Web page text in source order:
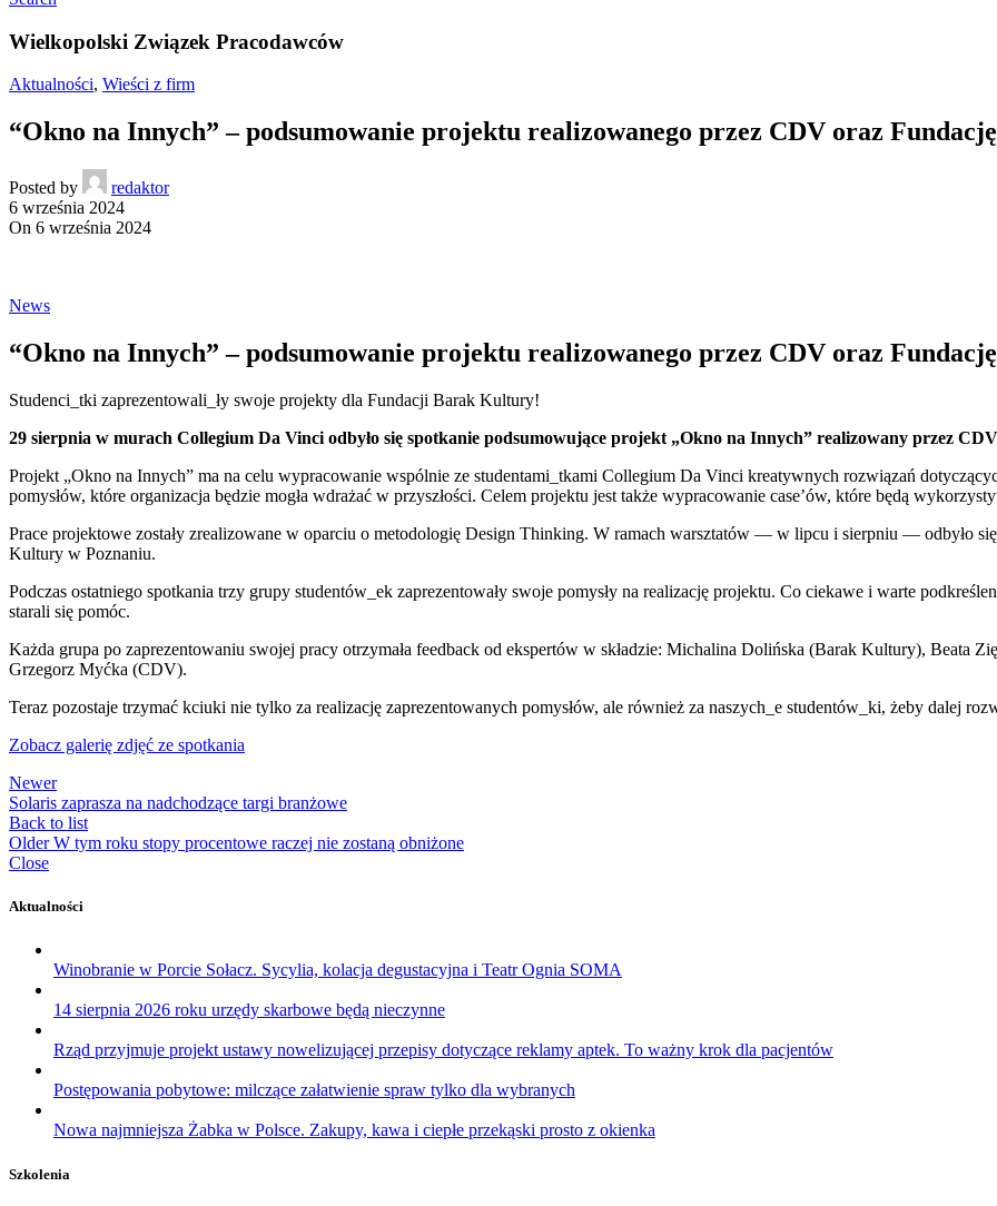
Wielkopolski Związek Pracodawców
Aktualności, Wieści z firm
“Okno na Innych” – podsumowanie projektu realizowanego przez CDV oraz
Posted by
redaktor
6 września 2024
On 6 września 2024
News
“Okno na Innych” – podsumowanie projektu realizowanego przez CDV oraz
Studenci_tki zaprezentowali_ły swoje projekty dla Fundacji Barak Kultury!
29 sierpnia w murach Collegium Da Vinci odbyło się spotkanie podsumowujące projekt „Okno na Innych” realizowany przez
Projekt „Okno na Innych” ma na celu wypracowanie wspólnie ze studentami_tkami Collegium Da Vinci kreatywnych rozwiązań
pomysłów, które organizacja będzie mogła wdrażać w przyszłości. Celem projektu jest także wypracowanie case’ów, które będą
Prace projektowe zostały zrealizowane w oparciu o metodologię Design Thinking. W ramach warsztatów — w lipcu i sierpniu — odbyło
Kultury w Poznaniu.
Podczas ostatniego spotkania trzy grupy studentów_ek zaprezentowały swoje pomysły na realizację projektu. Co ciekawe i warte
starali się pomóc.
Każda grupa po zaprezentowaniu swojej pracy otrzymała feedback od ekspertów w składzie: Michalina Dolińska (Barak Kultury),
Grzegorz Myćka (CDV).
Teraz pozostaje trzymać kciuki nie tylko za realizację zaprezentowanych pomysłów, ale również za naszych_e studentów_ki, żeby dalej
Zobacz galerię zdjęć ze spotkania
Newer
Solaris zaprasza na nadchodzące targi branżowe
Back to list
Older W tym roku stopy procentowe raczej nie zostaną obniżone
Close
Aktualności
Winobranie w Porcie Sołacz. Sycylia, kolacja degustacyjna i Teatr Ognia SOMA
14 sierpnia 2026 roku urzędy skarbowe będą nieczynne
Rząd przyjmuje projekt ustawy nowelizującej przepisy dotyczące reklamy aptek. To ważny krok dla pacjentów
Postępowania pobytowe: milczące załatwienie spraw tylko dla wybranych
Nowa najmniejsza Żabka w Polsce. Zakupy, kawa i ciepłe przekąski prosto z okienka
Szkolenia